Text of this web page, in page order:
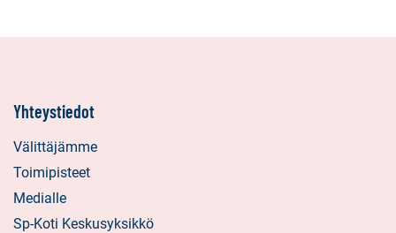
Yhteystiedot
Välittäjämme
Toimipisteet
Medialle
Sp-Koti Keskusyksikkö